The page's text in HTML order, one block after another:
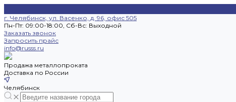
г. Челябинск, ул. Васенко, д. 96, офис 505
Пн-Пт: 09:00-18:00, Cб-Вс: Выходной
Заказать звонок
Запросить прайс
info@russs.ru
Продажа металлопроката
Доставка по России
Челябинск